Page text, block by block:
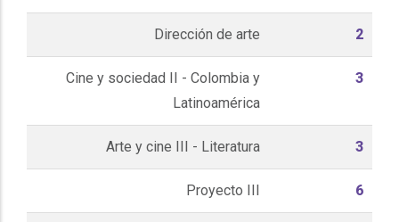
Dirección de arte 2
Cine y sociedad II - Colombia y
Latinoamérica
3
Arte y cine III - Literatura 3
Proyecto III 6